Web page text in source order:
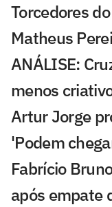
Torcedores
Matheus
ANÁLISE:
menos
Artur Jorge
'Podem
Fabrício
após empate